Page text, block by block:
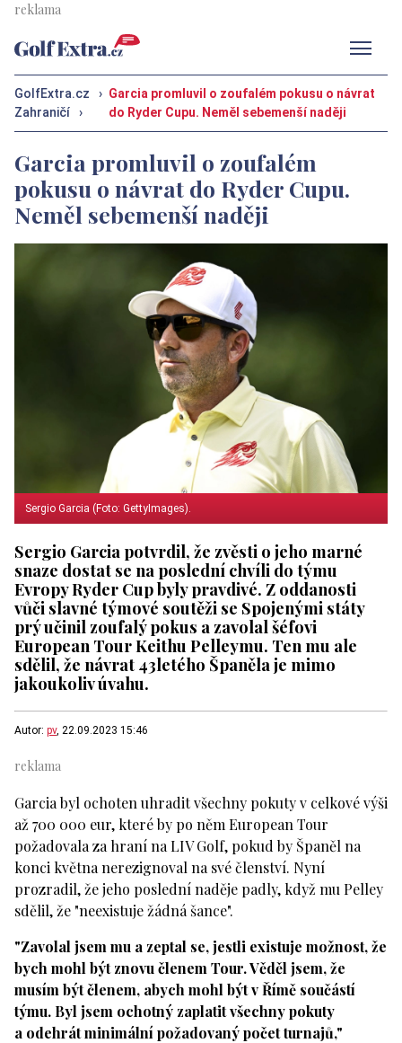
GolfExtra.cz
›
Zahraničí
›
Garcia promluvil o zoufalém pokusu o návrat
do Ryder Cupu. Neměl sebemenší naději
Garcia promluvil o zoufalém
pokusu o návrat do Ryder Cupu.
Neměl sebemenší naději
Sergio Garcia (Foto: GettyImages).
Sergio Garcia potvrdil, že zvěsti o jeho marné
snaze dostat se na poslední chvíli do týmu
Evropy Ryder Cup byly pravdivé. Z oddanosti
vůči slavné týmové soutěži se Spojenými státy
prý učinil zoufalý pokus a zavolal šéfovi
European Tour Keithu Pelleymu. Ten mu ale
sdělil, že návrat 43letého Španěla je mimo
jakoukoliv úvahu.
Autor: pv, 22.09.2023 15:46
Garcia byl ochoten uhradit všechny pokuty v celkové výši
až 700 000 eur, které by po něm European Tour
požadovala za hraní na LIV Golf, pokud by Španěl na
konci května nerezignoval na své členství. Nyní
prozradil, že jeho poslední naděje padly, když mu Pelley
sdělil, že "neexistuje žádná šance".
"Zavolal jsem mu a zeptal se, jestli existuje možnost, že
bych mohl být znovu členem Tour. Věděl jsem, že
musím být členem, abych mohl být v Římě součástí
týmu. Byl jsem ochotný zaplatit všechny pokuty
a odehrát minimální požadovaný počet turnajů,"